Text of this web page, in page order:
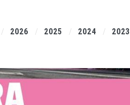
2026 2025 2024 2023